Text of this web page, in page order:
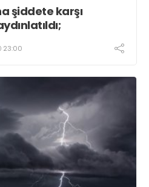
şiddete karşı
23:00